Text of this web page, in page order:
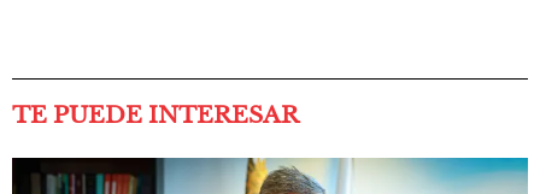
TE PUEDE INTERESAR